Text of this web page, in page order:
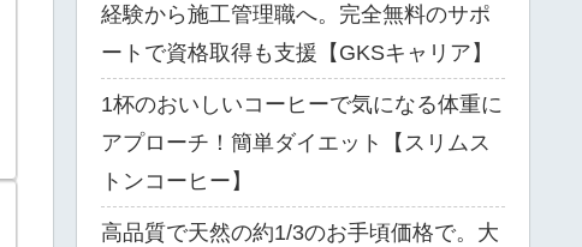
経験から施工管理職へ。完全無料のサポ
ートで資格取得も支援【GKSキャリア】
1杯のおいしいコーヒーで気になる体重に
アプローチ！簡単ダイエット【スリムス
トンコーヒー】
高品質で天然の約1/3のお手頃価格で。大